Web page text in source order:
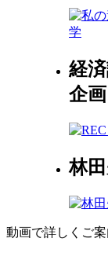
経
企
林
動画で詳しくご案